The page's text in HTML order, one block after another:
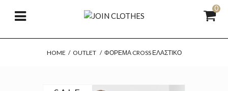
0
HOME / OUTLET / ΦΌΡΕΜΑ CROSS ΕΛΑΣΤΙΚΌ